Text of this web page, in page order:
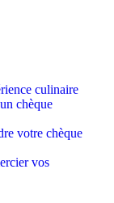
culinaire
chèque
votre chèque
vos